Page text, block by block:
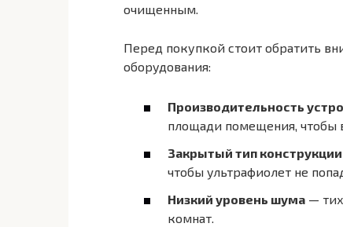
очищенным.
Перед покупкой стоит обратить
оборудования:
Производительность
площади помещения, чтобы
Закрытый тип конструкции
чтобы ультрафиолет не
Низкий уровень шума —
комнат.